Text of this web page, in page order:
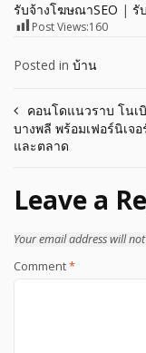
รับจ้างโฆษณาSEO | รั
Post Views:160
Posted in บ้าน
Post
navigation
คอนโดแนวราบ โนเ
บางพลี พร้อมเฟอร์นิเจอ
และตลาด
Leave a
Your email address will
Comment*